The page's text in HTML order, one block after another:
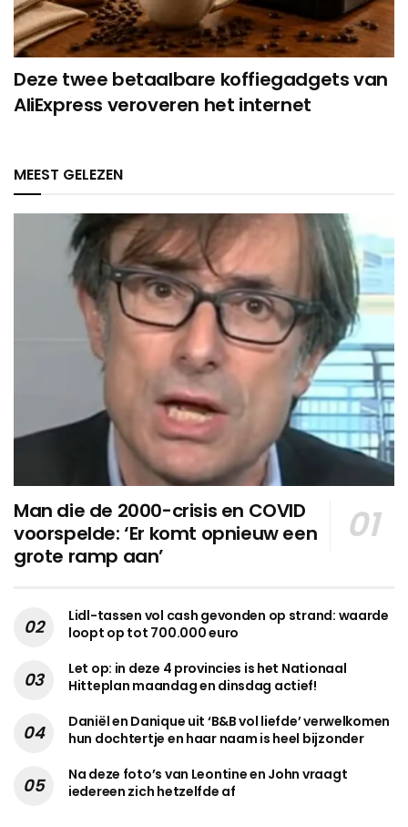
Deze twee betaalbare koffiegadgets van
AliExpress veroveren het internet
MEEST GELEZEN
Man die de 2000-crisis en COVID
voorspelde: ‘Er komt opnieuw een
grote ramp aan’
Lidl-tassen vol cash gevonden op strand: waarde
loopt op tot 700.000 euro
Let op: in deze 4 provincies is het Nationaal
Hitteplan maandag en dinsdag actief!
Daniël en Danique uit ‘B&B vol liefde’ verwelkomen
hun dochtertje en haar naam is heel bijzonder
Na deze foto’s van Leontine en John vraagt
iedereen zich hetzelfde af